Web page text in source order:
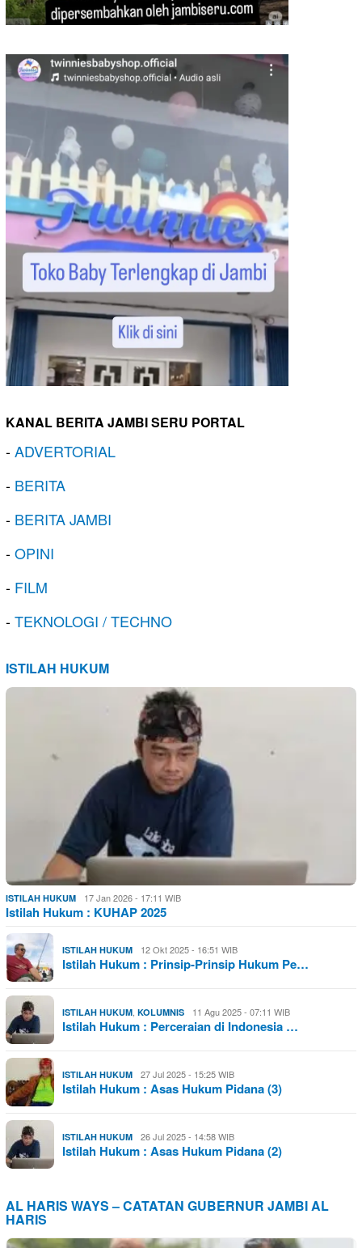
KANAL BERITA JAMBI SERU PORTAL
-ADVERTORIAL
- BERITA
- BERITA JAMBI
-OPINI
- FILM
-TEKNOLOGI / TECHNO
ISTILAH HUKUM
ISTILAH HUKUM 17 Jan 2026 - 17:11 WIB
Istilah Hukum : KUHAP 2025
ISTILAH HUKUM 12 Okt 2025 - 16:51 WIB
Istilah Hukum : Prinsip-Prinsip Hukum Pe…
ISTILAH HUKUM, KOLUMNIS 11 Agu 2025 - 07:11 WIB
Istilah Hukum : Perceraian di Indonesia …
ISTILAH HUKUM 27 Jul 2025 - 15:25 WIB
Istilah Hukum : Asas Hukum Pidana (3)
ISTILAH HUKUM 26 Jul 2025 - 14:58 WIB
Istilah Hukum : Asas Hukum Pidana (2)
AL HARIS WAYS – CATATAN GUBERNUR JAMBI AL
HARIS